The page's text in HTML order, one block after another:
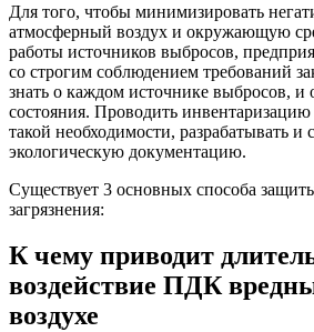
Для того, чтобы минимизировать
атмосферный воздух и окружающую
работы источников выбросов,
со строгим соблюдением требований
знать о каждом источнике выбросов, и
состояния. Проводить
такой необходимости, разрабатывать и
экологическую документацию.
Существует 3 основных способа
загрязнения:
К чему приводит
воздействие ПДК
воздухе